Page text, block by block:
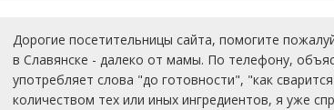
Дорогие посетительницы сайта, помогите
в Славянске - далеко от мамы. По телефону,
употребляет слова "до готовности", "как
количеством тех или иных ингредиентов, я уже